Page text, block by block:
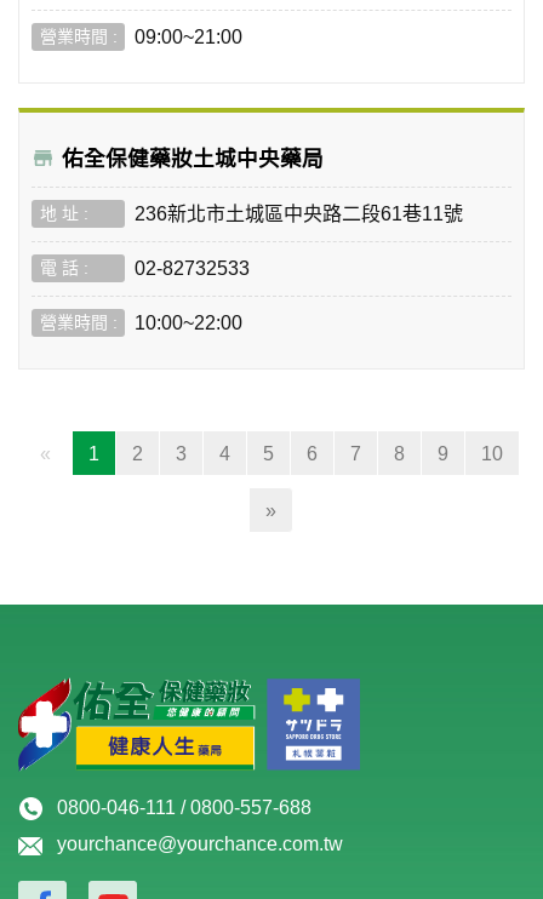
09:00~21:00
佑全保健藥妝土城中央藥局
236新北市土城區中央路二段61巷11號
02-82732533
10:00~22:00
« 1 (current)
2 3 4 5 6 7 8 9 10
»
0800-046-111 / 0800-557-688
yourchance@yourchance.com.tw